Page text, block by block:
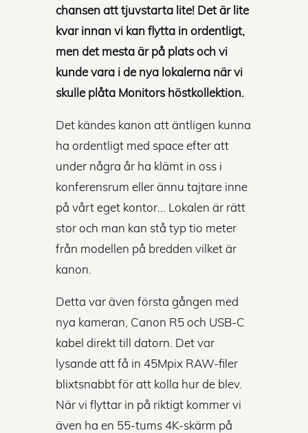
chansen att tjuvstarta lite! Det är lite
kvar innan vi kan flytta in ordentligt,
men det mesta är på plats och vi
kunde vara i de nya lokalerna när vi
skulle plåta Monitors höstkollektion.
Det kändes kanon att äntligen kunna
ha ordentligt med space efter att
under några år ha klämt in oss i
konferensrum eller ännu tajtare inne
på vårt eget kontor... Lokalen är rätt
stor och man kan stå typ tio meter
från modellen på bredden vilket är
kanon.
Detta var även första gången med
nya kameran, Canon R5 och USB-C
kabel direkt till datorn. Det var
lysande att få in 45Mpix RAW-filer
blixtsnabbt för att kolla hur de blev.
När vi flyttar in på riktigt kommer vi
även ha en 55-tums 4K-skärm på